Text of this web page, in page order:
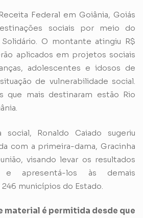
Federal em Goiânia, Goiás
sociais por meio do
O montante atingiu R$
aplicados em projetos sociais
adolescentes e idosos de
de vulnerabilidade social.
que mais destinaram estão Rio
social, Ronaldo Caiado sugeriu
com a primeira-dama, Gracinha
visando levar os resultados
apresentá-los às demais
municípios do Estado.
material é permitida desde que